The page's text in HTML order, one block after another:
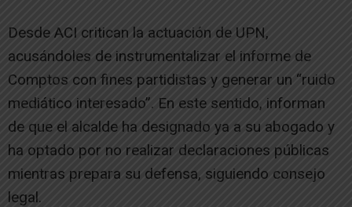
Desde ACI critican la actuación de UPN,
acusándoles de instrumentalizar el informe de
Comptos con fines partidistas y generar un “ruido
mediático interesado”. En este sentido, informan
de que el alcalde ha designado ya a su abogado y
ha optado por no realizar declaraciones públicas
mientras prepara su defensa, siguiendo consejo
legal.